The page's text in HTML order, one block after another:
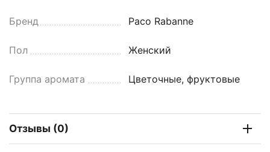
Бренд Paco Rabanne
Пол Женский
Группа аромата Цветочные, фруктовые
Отзывы (0)